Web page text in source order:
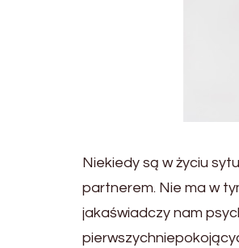
Niekiedy są w życiu
partnerem. Nie ma w
jakaświadczy nam